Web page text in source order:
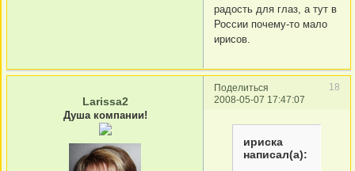
радость для глаз, а тут в
России почему-то мало
ирисов.
Поделиться
18
2008-05-07 17:47:07
Larissa2
Душа компании!
ириска
написал(а):